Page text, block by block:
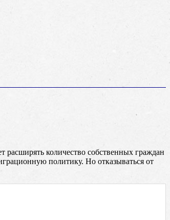
количество собственных граждан
политику. Но отказываться от